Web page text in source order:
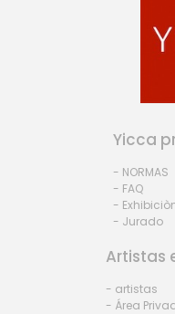
Yicca
- NORMAS
- FAQ
-
- Jurado
Artistas
- artistas
- Área